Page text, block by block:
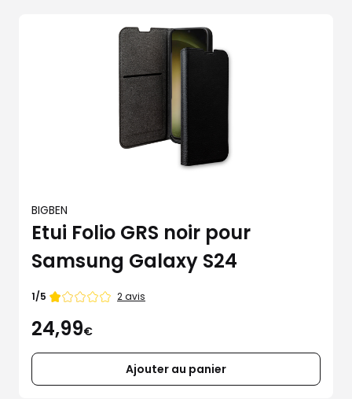
BIGBEN
Etui Folio GRS noir pour
Samsung Galaxy S24
Note
1/5 2 avis
24,99€
Ajouter au panier